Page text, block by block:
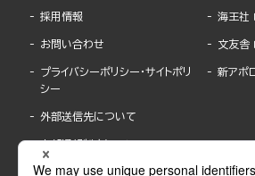
採用情報
お問い合わせ
プライバシーポリシー・サイトポリ
シー
外部送信先について
内部通報制度について
海王社
文友舎
新アポ